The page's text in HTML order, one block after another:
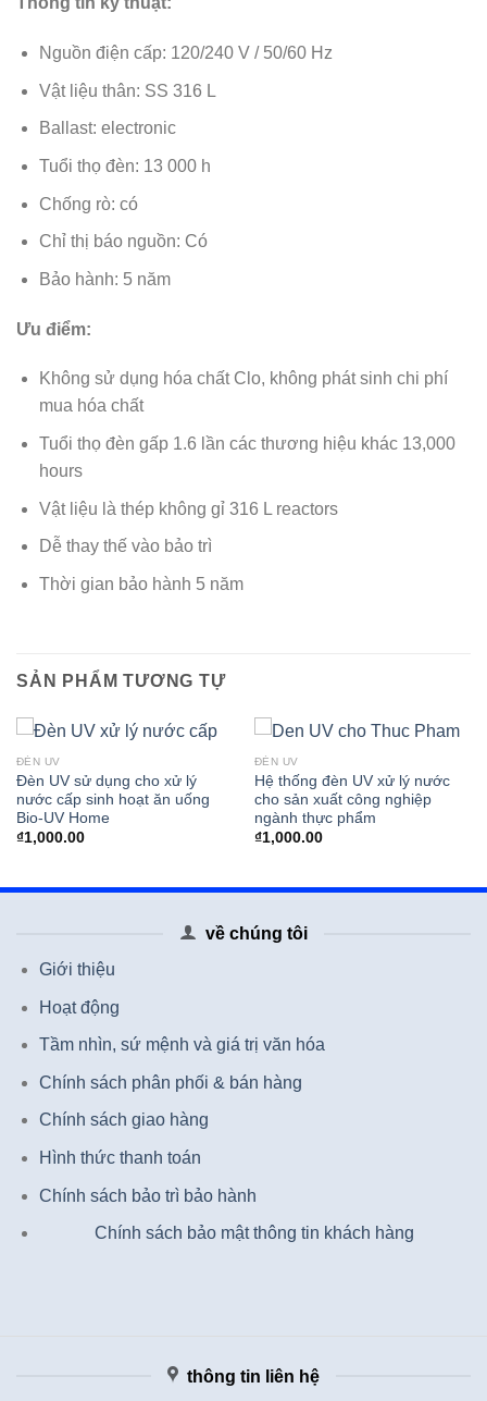
Nguồn điện cấp: 120/240 V / 50/60 Hz
Vật liệu thân: SS 316 L
Ballast: electronic
Tuổi thọ đèn: 13 000 h
Chống rò: có
Chỉ thị báo nguồn: Có
Bảo hành: 5 năm
Ưu điểm:
Không sử dụng hóa chất Clo, không phát sinh chi phí
mua hóa chất
Tuổi thọ đèn gấp 1.6 lần các thương hiệu khác 13,000
hours
Vật liệu là thép không gỉ 316 L reactors
Dễ thay thế vào bảo trì
Thời gian bảo hành 5 năm
SẢN PHẨM TƯƠNG TỰ
ĐÈN UV
Đèn UV sử dụng cho xử lý
nước cấp sinh hoạt ăn uống
Bio-UV Home
₫1,000.00
ĐÈN UV
Hệ thống đèn UV xử lý nước
cho sản xuất công nghiệp
ngành thực phẩm
₫1,000.00
về chúng tôi
Giới thiệu
Hoạt động
Tầm nhìn, sứ mệnh và giá trị văn hóa
Chính sách phân phối & bán hàng
Chính sách giao hàng
Hình thức thanh toán
Chính sách bảo trì bảo hành
Chính sách bảo mật thông tin khách hàng
thông tin liên hệ